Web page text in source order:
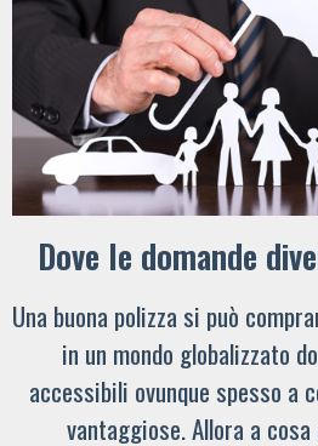
Dove le domande
Una buona polizza si può
in un mondo globalizzato
accessibili ovunque spesso a
vantaggiose. Allora a